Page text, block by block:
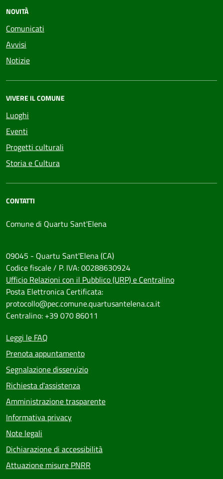
NOVITÀ
Comunicati
Avvisi
Notizie
VIVERE IL COMUNE
Luoghi
Eventi
Progetti culturali
Storia e Cultura
CONTATTI
Comune di Quartu Sant'Elena
09045 - Quartu Sant'Elena (CA)
Codice fiscale / P. IVA: 00288630924
Ufficio Relazioni con il Pubblico (URP) e Centralino
Posta Elettronica Certificata:
protocollo@pec.comune.quartusantelena.ca.it
Centralino: +39 070 86011
Leggi le FAQ
Prenota appuntamento
Segnalazione disservizio
Richiesta d'assistenza
Amministrazione trasparente
Informativa privacy
Note legali
Dichiarazione di accessibilità
Attuazione misure PNRR